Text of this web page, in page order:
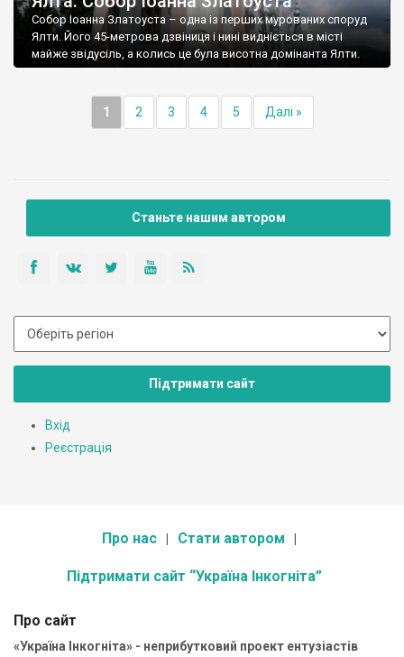
Собор Іоанна Златоуста – одна із перших мурованих споруд
Ялти. Його 45-метрова дзвіниця і нині видніється в місті
майже звідусіль, а колись це була висотна домінанта Ялти.
1 2 3 4 5 Далі »
Станьте нашим автором
Підтримати сайт
Вхід
Реєстрація
Про нас Стати автором
Підтримати сайт “Україна Інкогніта”
Про сайт
«Україна Інкогніта» - неприбутковий проект ентузіастів